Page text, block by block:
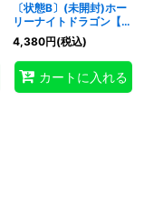
〔状態B〕(未開封)ホー
リーナイトドラゴン【ク
ォーターセンチュリーシ
ークレット】{EDC1-
JP002}《モンスター》
4,380円(税込)
カートに入れる